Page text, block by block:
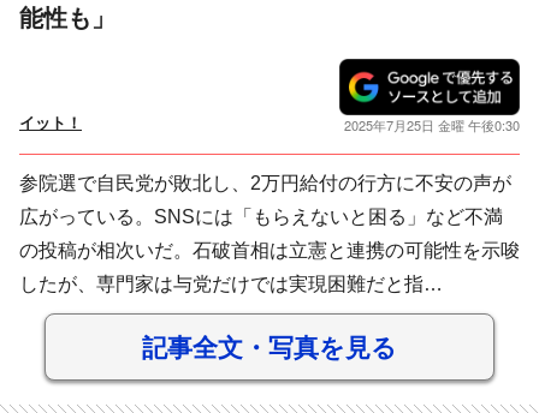
能性も」
イット！ 2025年7月25日 金曜 午後0:30
参院選で自民党が敗北し、2万円給付の行方に不安の声が
広がっている。SNSには「もらえないと困る」など不満
の投稿が相次いだ。石破首相は立憲と連携の可能性を示唆
したが、専門家は与党だけでは実現困難だと指…
記事全文・写真を見る